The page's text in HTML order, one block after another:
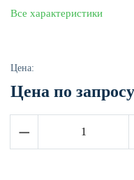
Все характеристики
Цена:
Цена по запросу
−